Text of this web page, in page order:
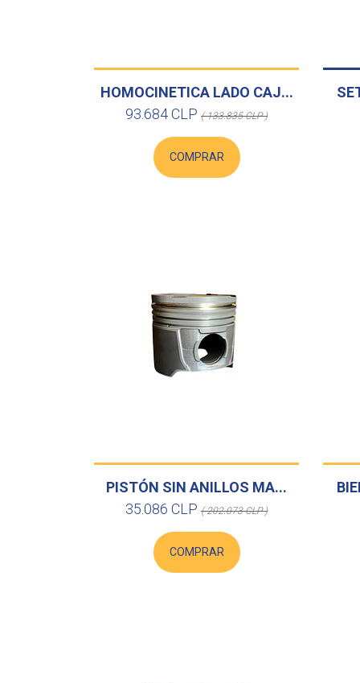
HOMOCINETICA LADO CAJ...
93.684 CLP ( 133.835 CLP )
COMPRAR
PISTÓN SIN ANILLOS MA...
35.086 CLP ( 202.073 CLP )
COMPRAR